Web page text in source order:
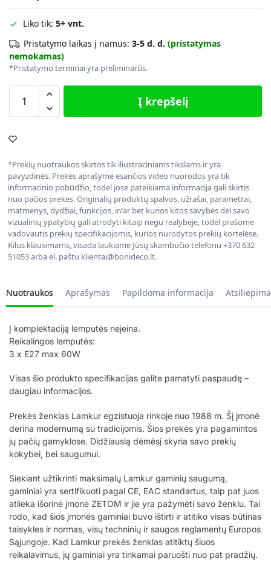
Liko tik: 5+ vnt.
Pristatymo laikas į namus: 3-5 d. d. (pristatymas
nemokamas)
*Pristatymo terminai yra preliminarūs.
Į krepšelį
*Prekių nuotraukos skirtos tik iliustraciniams tikslams ir yra
pavyzdinės. Prekės aprašyme esančios video nuorodos yra tik
informacinio pobūdžio, todėl jose pateikiama informacija gali skirtis
nuo pačios prekės. Originalių produktų spalvos, užrašai, parametrai,
matmenys, dydžiai, funkcijos, ir/ar bet kurios kitos savybės dėl savo
vizualinių ypatybių gali atrodyti kitaip negu realybėje, todėl prašome
vadovautis prekių specifikacijomis, kurios nurodytos prekių kortelėse.
Kilus klausimams, visada laukiame Jūsų skambučio telefonu +370 632
51053 arba el. paštu klientai@bonideco.lt.
Nuotraukos Aprašymas Papildoma informacija
Į komplektaciją lemputės neįeina.
Reikalingos lemputės:
3 x E27 max 60W
Visas šio produkto specifikacijas galite pamatyti paspaudę –
daugiau informacijos.
Prekės ženklas Lamkur egzistuoja rinkoje nuo 1988 m. Šį įmonė
derina modernumą su tradicijomis. Šios prekės yra pagamintos
jų pačių gamyklose. Didžiausią dėmėsį skyria savo prekių
kokybei, bei saugumui.
Siekiant užtikrinti maksimalų Lamkur gaminių saugumą,
gaminiai yra sertifikuoti pagal CE, EAC standartus, taip pat juos
atlieka išorinė įmonė ZETOM ir jie yra pažymėti savo ženklu. Tai
rodo, kad šios įmonės gaminiai buvo ištirti ir atitiko visas būtinas
taisykles ir normas, visų techninių ir saugos reglamentų Europos
Sąjungoje. Kad Lamkur prekės ženklas atitiktų šiuos
reikalavimus, jų gaminiai yra tinkamai paruošti nuo pat pradžių.